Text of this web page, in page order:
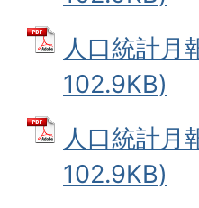
人口統計月
102.9KB)
人口統計月
102.9KB)